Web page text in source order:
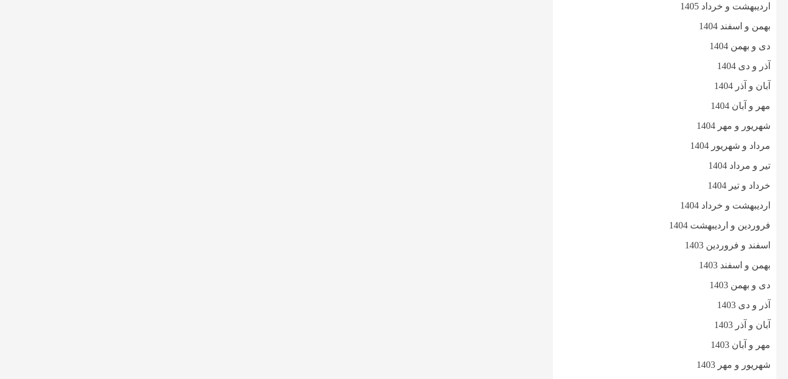
اردیبهشت و خرداد 1405
بهمن و اسفند 1404
دی و بهمن 1404
آذر و دی 1404
آبان و آذر 1404
مهر و آبان 1404
شهریور و مهر 1404
مرداد و شهریور 1404
تیر و مرداد 1404
خرداد و تیر 1404
اردیبهشت و خرداد 1404
فروردین و اردیبهشت 1404
اسفند و فروردین 1403
بهمن و اسفند 1403
دی و بهمن 1403
آذر و دی 1403
آبان و آذر 1403
مهر و آبان 1403
شهریور و مهر 1403